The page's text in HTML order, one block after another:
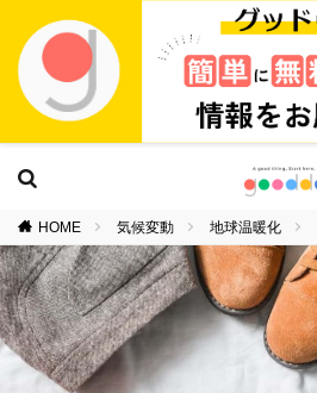
HOME 気候変動 地球温暖化